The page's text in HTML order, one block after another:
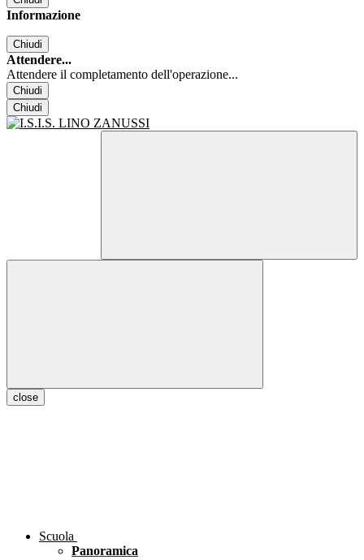
Informazione
Chiudi
Attendere...
Attendere il completamento dell'operazione...
Chiudi
Chiudi
close
Scuola
Panoramica